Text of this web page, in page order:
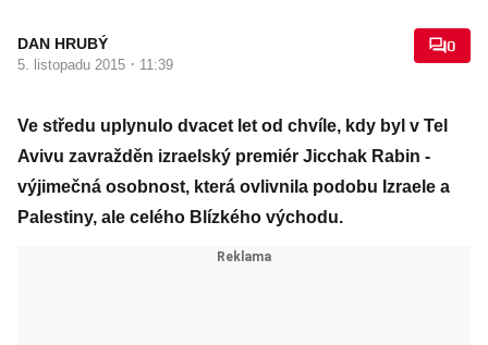
DAN HRUBÝ
5. listopadu 2015 · 11:39
0
Ve středu uplynulo dvacet let od chvíle, kdy byl v Tel
Avivu zavražděn izraelský premiér Jicchak Rabin -
výjimečná osobnost, která ovlivnila podobu Izraele a
Palestiny, ale celého Blízkého východu.